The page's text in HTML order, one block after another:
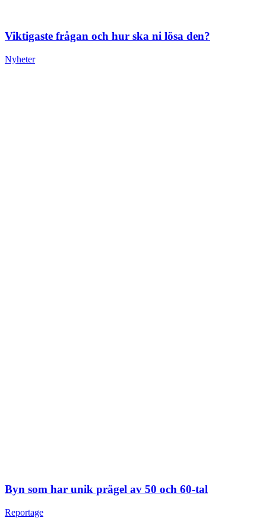
Viktigaste frågan och hur ska ni lösa den?
Nyheter
Byn som har unik prägel av 50 och 60-tal
Reportage